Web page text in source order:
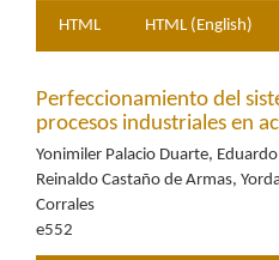
HTML HTML (English)
Perfeccionamiento del
procesos industriales en
Yonimiler Palacio Duarte,
Reinaldo Castaño de Armas,
Corrales
e552